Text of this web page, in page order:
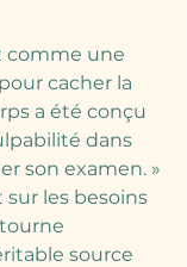
comme une
cacher la
a été conçu
dans
son examen. »
les besoins
source